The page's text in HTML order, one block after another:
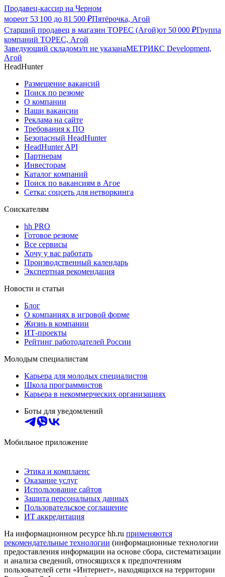
Продавец-кассир на Черном
мореот 53 100 до 81 500 ₽Пятёрочка, Агой
Старший продавец в магазин ТОРЕС (Агой)от 50 000 ₽Группа
компаний ТОРЕС, Агой
Заведующий складомз/п не указанаМЕТРИКС Development,
Агой
HeadHunter
Размещение вакансий
Поиск по резюме
О компании
Наши вакансии
Реклама на сайте
Требования к ПО
Безопасный HeadHunter
HeadHunter API
Партнерам
Инвесторам
Каталог компаний
Поиск по вакансиям в Агое
Сетка: соцсеть для нетворкинга
Соискателям
hh PRO
Готовое резюме
Все сервисы
Хочу у вас работать
Производственный календарь
Экспертная рекомендация
Новости и статьи
Блог
О компаниях в игровой форме
Жизнь в компании
ИТ-проекты
Рейтинг работодателей России
Молодым специалистам
Карьера для молодых специалистов
Школа программистов
Карьера в некоммерческих организациях
Боты для уведомлений
Мобильное приложение
Этика и комплаенс
Оказание услуг
Использование сайтов
Защита персональных данных
Пользовательское соглашение
ИТ аккредитация
На информационном ресурсе hh.ru применяются
рекомендательные технологии (информационные технологии
предоставления информации на основе сбора, систематизации
и анализа сведений, относящихся к предпочтениям
пользователей сети «Интернет», находящихся на территории